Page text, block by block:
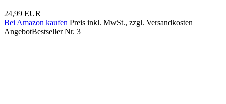
24,99 EUR
Bei Amazon kaufen Preis inkl. MwSt., zzgl. Versandkosten
AngebotBestseller Nr. 3